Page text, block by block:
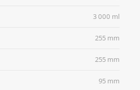
3 000 ml
255 mm
255 mm
95 mm